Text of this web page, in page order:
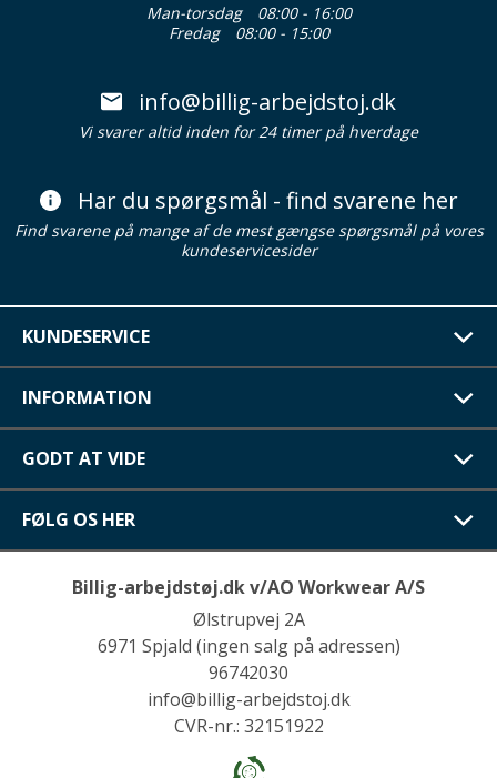
Man-torsdag
08:00 - 16:00
Fredag
08:00 - 15:00
info@billig-arbejdstoj.dk
Vi svarer altid inden for 24 timer på hverdage
Har du spørgsmål - find svarene her
Find svarene på mange af de mest gængse spørgsmål på vores
kundeservicesider
KUNDESERVICE
INFORMATION
GODT AT VIDE
FØLG OS HER
Billig-arbejdstøj.dk v/AO Workwear A/S
Ølstrupvej 2A
6971 Spjald (ingen salg på adressen)
96742030
info@billig-arbejdstoj.dk
CVR-nr.: 32151922